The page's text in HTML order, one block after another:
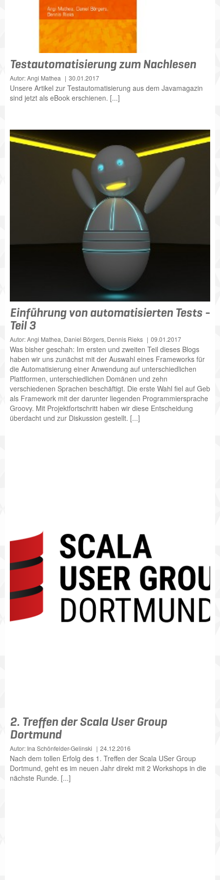
Testautomatisierung zum Nachlesen
Autor: Angi Mathea 30.01.2017
Unsere Artikel zur Testautomatisierung aus dem Javamagazin
sind jetzt als eBook erschienen. [...]
Einführung von automatisierten Tests -
Teil 3
Autor: Angi Mathea, Daniel Börgers, Dennis Rieks 09.01.2017
Was bisher geschah: Im ersten und zweiten Teil dieses Blogs
haben wir uns zunächst mit der Auswahl eines Frameworks für
die Automatisierung einer Anwendung auf unterschiedlichen
Plattformen, unterschiedlichen Domänen und zehn
verschiedenen Sprachen beschäftigt. Die erste Wahl fiel auf Geb
als Framework mit der darunter liegenden Programmiersprache
Groovy. Mit Projektfortschritt haben wir diese Entscheidung
überdacht und zur Diskussion gestellt. [...]
2. Treffen der Scala User Group
Dortmund
Autor: Ina Schönfelder-Gelinski 24.12.2016
Nach dem tollen Erfolg des 1. Treffen der Scala USer Group
Dortmund, geht es im neuen Jahr direkt mit 2 Workshops in die
nächste Runde. [...]